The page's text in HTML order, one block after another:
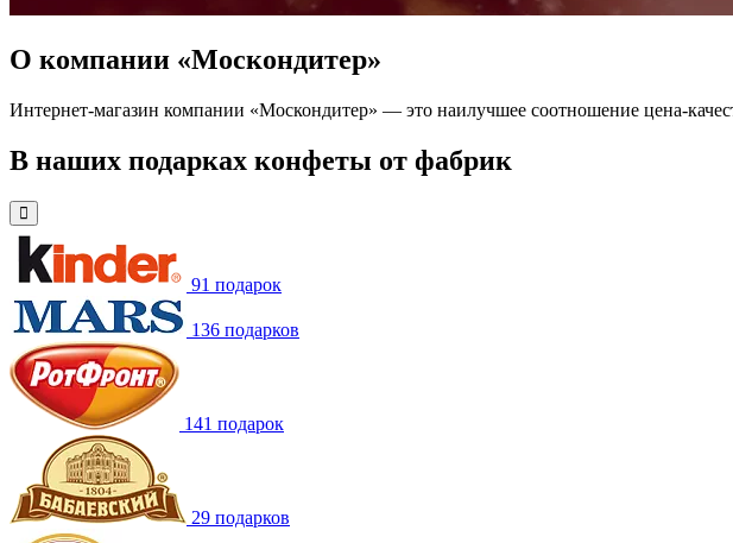
О компании «Москондитер»
Интернет-магазин компании «Москондитер» — это наилучшее соотношение цена-
В наших подарках конфеты от фабрик
91 подарок
136 подарков
141 подарок
29 подарков